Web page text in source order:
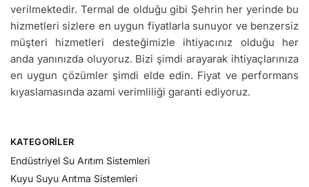
verilmektedir. Termal de olduğu gibi Şehrin her yerinde bu
hizmetleri sizlere en uygun fiyatlarla sunuyor ve benzersiz
müşteri hizmetleri desteğimizle ihtiyacınız olduğu her
anda yanınızda oluyoruz. Bizi şimdi arayarak ihtiyaçlarınıza
en uygun çözümler şimdi elde edin. Fiyat ve performans
kıyaslamasında azami verimliliği garanti ediyoruz.
KATEGORILER
Endüstriyel Su Arıtım Sistemleri
Kuyu Suyu Arıtma Sistemleri